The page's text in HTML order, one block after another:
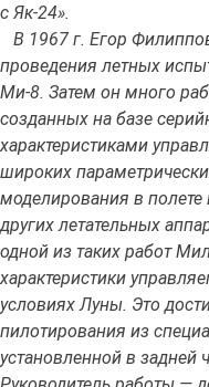
с Як-24».
В 1967 г. Егор
проведения летных
Ми-8. Затем он много
созданных на базе
характеристиками
широких
моделирования в
других летательных
одной из таких работ
характеристики
условиях Луны. Это
пилотирования из
установленной в задней